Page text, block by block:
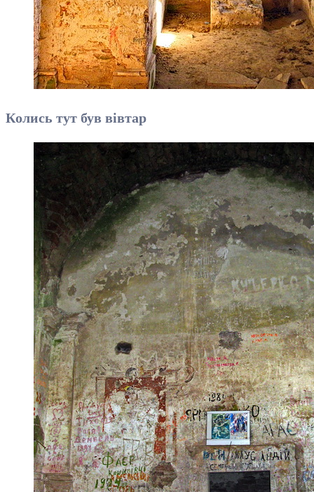
Колись тут був вівтар